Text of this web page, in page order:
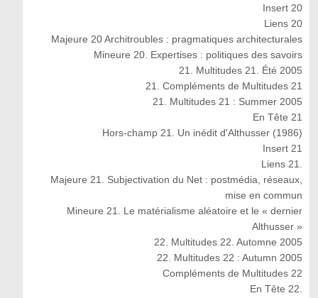
Insert 20
Liens 20
Majeure 20 Architroubles : pragmatiques architecturales
Mineure 20. Expertises : politiques des savoirs
21. Multitudes 21. Été 2005
21. Compléments de Multitudes 21
21. Multitudes 21 : Summer 2005
En Tête 21
Hors-champ 21. Un inédit d'Althusser (1986)
Insert 21
Liens 21.
Majeure 21. Subjectivation du Net : postmédia, réseaux,
mise en commun
Mineure 21. Le matérialisme aléatoire et le « dernier
Althusser »
22. Multitudes 22. Automne 2005
22. Multitudes 22 : Autumn 2005
Compléments de Multitudes 22
En Tête 22.